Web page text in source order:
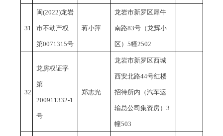
31
闽(2022)龙岩
市不动产权
第0071315号
蒋小萍
龙岩市新罗区犀牛
南路83号（龙辉小
区）5幢2502
32
龙房权证字
第
200911332-1
号
郑志光
龙岩市新罗区西城
西安北路44号红楼
招待所内（汽车运
输总公司集资房）3
幢503